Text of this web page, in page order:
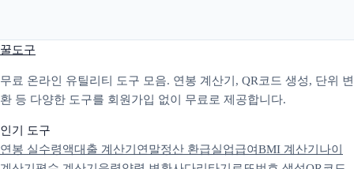
꿀도구
무료 온라인 유틸리티 도구 모음. 연봉 계산기, QR코드 생성, 단위 변
환 등 다양한 도구를 회원가입 없이 무료로 제공합니다.
인기 도구
연봉 실수령액대출 계산기 연말정산 환급실업급여BMI 계산기 나이